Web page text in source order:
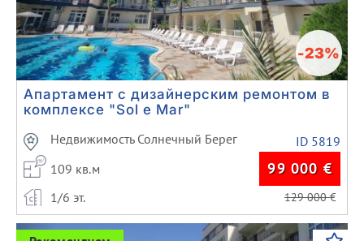
-23%
Апартамент с дизайнерским ремонтом в
комплексе "Sol e Mar"
Недвижимость Солнечный Берег
ID 5819
109 кв.м
99 000 €
1/6 эт. 129 000€
Previous Next